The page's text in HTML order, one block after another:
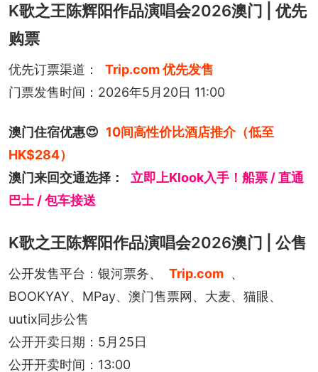
K歌之王陈辉阳作品演唱会2026澳门 | 优先
购票
优先订票渠道：
Trip.com 优先发售
门票发售时间：2026年5月20日 11:00
澳门住宿优惠😍 10间高性价比酒店推介（低至
HK$284）
澳门来回交通选择：
立即上Klook入手！船票 / 直通
巴士 / 包车接送
K歌之王陈辉阳作品演唱会2026澳门 | 公售
公开发售平台：银河票务、 Trip.com 、
BOOKYAY、MPay、澳门售票网、大麦、猫眼、
uutix同步公售
公开开卖日期：5月25日
公开开卖时间：13:00